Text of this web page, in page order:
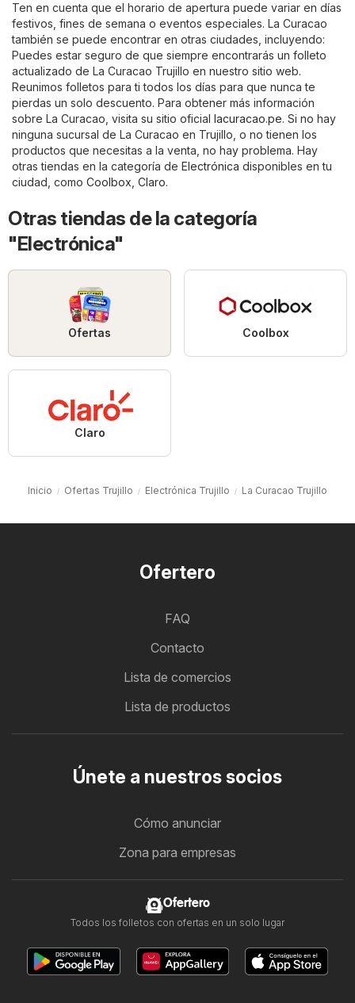
Ten en cuenta que el horario de apertura puede variar en días
festivos, fines de semana o eventos especiales. La Curacao
también se puede encontrar en otras ciudades, incluyendo:
Puedes estar seguro de que siempre encontrarás un folleto
actualizado de La Curacao Trujillo en nuestro sitio web.
Reunimos folletos para ti todos los días para que nunca te
pierdas un solo descuento. Para obtener más información
sobre La Curacao, visita su sitio oficial
lacuracao.pe. Si no hay
ninguna sucursal de La Curacao en Trujillo, o no tienen los
productos que necesitas a la venta, no hay problema. Hay
otras tiendas en la categoría de Electrónica disponibles en tu
ciudad, como Coolbox, Claro.
Otras tiendas de la categoría
"Electrónica"
Ofertas Coolbox
Claro
Inicio Ofertas Trujillo Electrónica Trujillo La Curacao Trujillo
Ofertero
FAQ
Contacto
Lista de comercios
Lista de productos
Únete a nuestros socios
Cómo anunciar
Zona para empresas
Ofertero
Todos los folletos con ofertas en un solo lugar